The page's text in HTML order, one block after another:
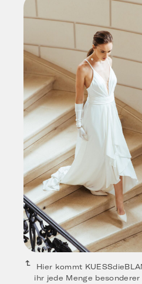
Hier kommt
ihr jede Menge